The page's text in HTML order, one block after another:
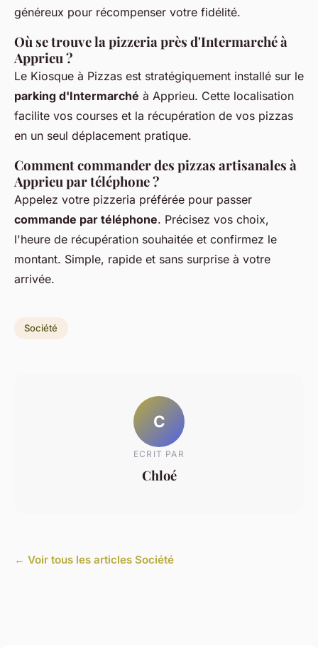
généreux pour récompenser votre fidélité.
Où se trouve la pizzeria près d'Intermarché à
Apprieu ?
Le Kiosque à Pizzas est stratégiquement installé sur le
parking d'Intermarché à Apprieu. Cette localisation
facilite vos courses et la récupération de vos pizzas
en un seul déplacement pratique.
Comment commander des pizzas artisanales à
Apprieu par téléphone ?
Appelez votre pizzeria préférée pour passer
commande par téléphone. Précisez vos choix,
l'heure de récupération souhaitée et confirmez le
montant. Simple, rapide et sans surprise à votre
arrivée.
Société
C
ECRIT PAR
Chloé
← Voir tous les articles Société